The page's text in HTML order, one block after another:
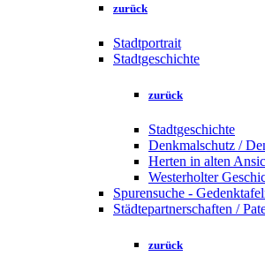
zurück
Stadtportrait
Stadtgeschichte
zurück
Stadtgeschichte
Denkmalschutz /
Herten in alten
Westerholter
Spurensuche -
Städtepartnerschaften /
zurück